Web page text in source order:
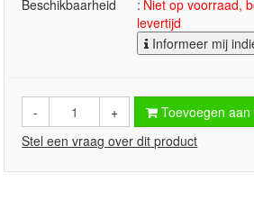
Beschikbaarheid
Niet op voorraad,
levertijd
Informeer mij
- +
Toevoegen
Stel een vraag over dit product